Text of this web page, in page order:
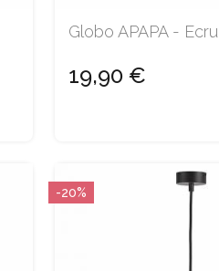
Globo APAPA - Ecru
19,90 €
-20%